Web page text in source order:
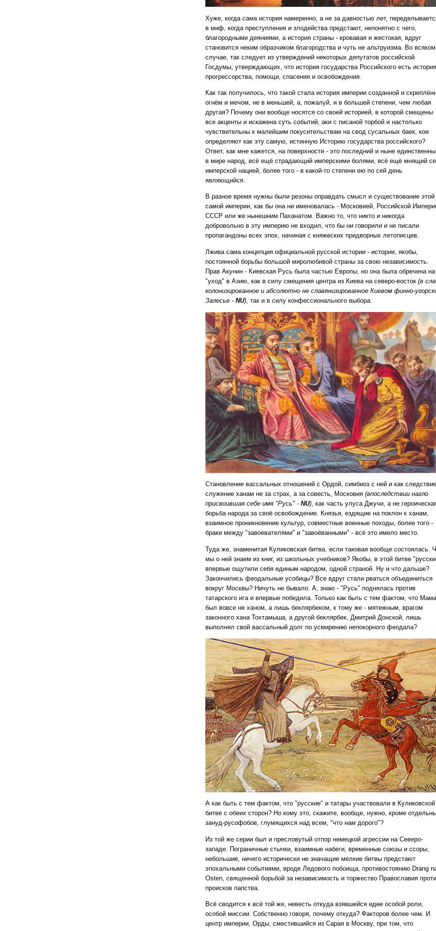
Хуже, когда сама история намеренно, а не за давностью лет,
в миф, когда преступления и злодейства предстают, непонятно с чего,
благородными деяниями, а история страны - кровавая и жестокая, вдруг
становится неким образчиком благородства и чуть не альтруизма. Во всяком
случае, так следует из утверждений некоторых депутатов российской
Госдумы, утверждающих, что история государства Российского есть история
прогрессорства, помощи, спасения и освобождения.
Как так получилось, что такой стала история империи созданной и
огнём и мечом, не в меньшей, а, пожалуй, и в большей степени, чем любая
другая? Почему они вообще носятся со своей историей, в которой смещены
все акценты и искажена суть событий, аки с писаной торбой и настолько
чувствительны к малейшим покусительствам на свод сусальных баек, кои
определяют как эту самую, истинную Историю государства российского?
Ответ, как мне кажется, на поверхности - это последний и ныне
в мире народ, всё ещё страдающий имперскими болями, всё ещё мнящий
имперской нацией, более того - в какой-то степени ею по сей день
являющийся.
В разное время нужны были резоны оправдать смысл и существование этой
самой империи, как бы она ни именовалась - Московией, Российской
СССР или же нынешним Паханатом. Важно то, что никто и никогда
добровольно в эту империю не входил, что бы ни говорили и не писали
пропагандоны всех эпох, начиная с княжеских придворных летописцев.
Лжива сама концепция официальной русской истории - истории, якобы,
постоянной борьбы большой миролюбивой страны за свою независимость.
Прав Акунин - Киевская Русь была частью Европы, но она была обречена на
"уход" в Азию, как в силу смещения центра из Киева на северо-восток (в
колонизированное и абсолютно не славянизированное Киевом финно-
Залесье - NU) , так и в силу конфессионального выбора.
Становление вассальных отношений с Ордой, симбиоз с ней и как
служение ханам не за страх, а за совесть, Московия (впоследствии нагло
присвоившая себе имя "Русь" - NU), как часть улуса Джучи, а не
борьба народа за своё освобождение. Князья, ездящие на поклон к ханам,
взаимное проникновение культур, совместные военные походы, более того -
браки между "завоевателями" и "завоёванными" - всё это имело место.
Туда же, знаменитая Куликовская битва, если таковая вообще состоялась.
мы о ней знаем из книг, из школьных учебников? Якобы, в этой битве
впервые ощутили себя единым народом, одной страной. Ну и что дальше?
Закончились феодальные усобицы? Все вдруг стали рваться объединиться
вокруг Москвы? Ничуть не бывало. А, знаю - "Русь" поднялась против
татарского ига и впервые победила. Только как быть с тем фактом, что
был вовсе не ханом, а лишь беклярбеком, к тому же - мятежным, врагом
законного хана Тохтамыша, а другой беклярбек, Дмитрий Донской, лишь
выполнял свой вассальный долг по усмирению непокорного феодала?
А как быть с тем фактом, что "русские" и татары участвовали в Куликовской
битве с обеих сторон? Но кому это, скажите, вообще, нужно, кроме
зануд-русофобов, глумящихся над всем, "что нам дорого"?
Из той же серии был и пресловутый отпор немецкой агрессии на Северо-
западе. Пограничные стычки, взаимные набеги, временные союзы и ссоры,
небольшие, ничего исторически не значащие мелкие битвы предстают
эпохальными событиями, вроде Ледового побоища, противостоянию Drang
Osten, священной борьбой за независимость и торжество Православия
происков папства.
Всё сводится к всё той же, невесть откуда взявшейся идее особой роли,
особой миссии. Собственно говоря, почему откуда? Факторов более чем. И
центр империи, Орды, сместившийся из Сарая в Москву, при том, что